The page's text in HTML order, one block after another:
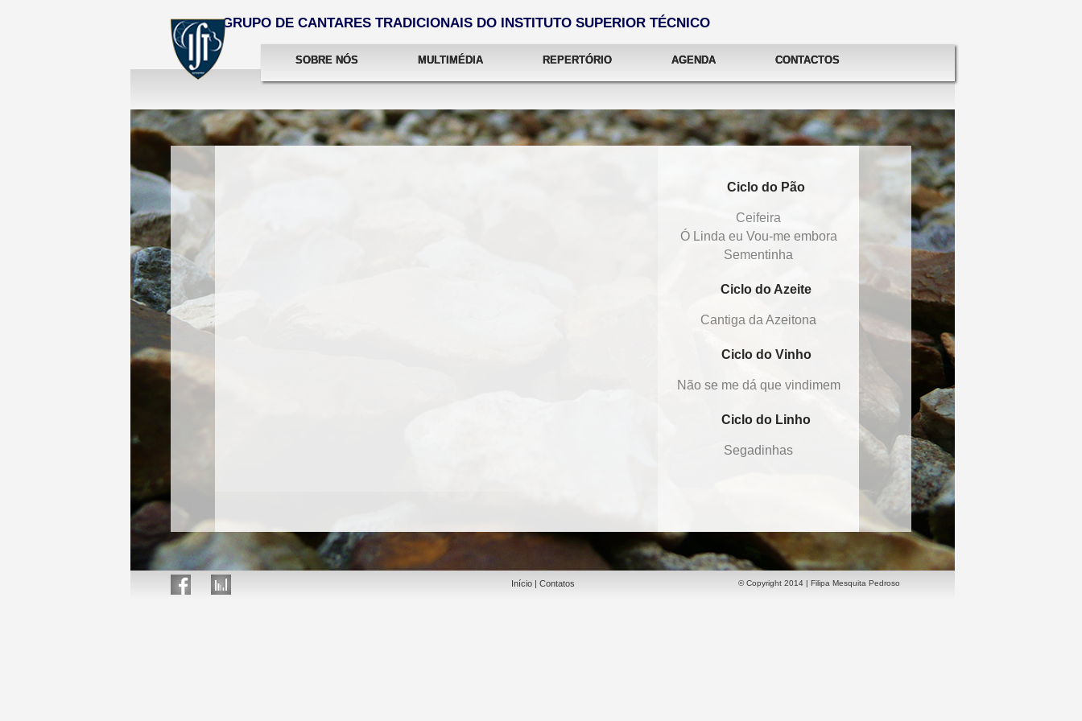
GRUPO DE CANTARES TRADICIONAIS DO INSTITUTO SUPERIOR TÉCNICO
SOBRE NÓS MULTIMÉDIA REPERTÓRIO AGENDA CONTACTOS
Ciclo do Pão
Ceifeira
Ó Linda eu Vou-me embora
Sementinha
Ciclo do Azeite
Cantiga da Azeitona
Ciclo do Vinho
Não se me dá que vindimem
Ciclo do Linho
Segadinhas
Início| Contatos © Copyright 2014 | Filipa Mesquita Pedroso